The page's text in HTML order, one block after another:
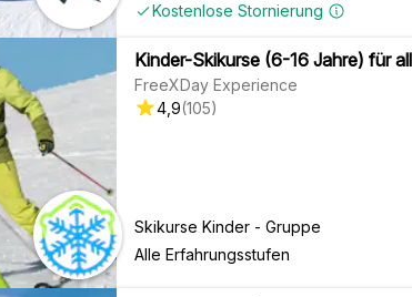
Kostenlose Stornierung
Kinder-Skikurse (6-16 Jahre) für
FreeXDay Experience
4,9(105)
Skikurse Kinder - Gruppe
Alle Erfahrungsstufen